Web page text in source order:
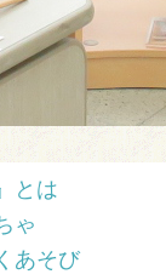
とは
ゃ
あそび